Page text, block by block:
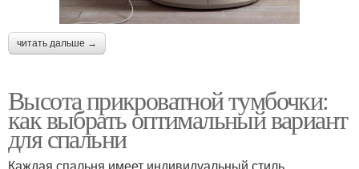
читать дальше →
Высота прикроватной тумбочки:
как выбрать оптимальный вариант
для спальни
Каждая спальня имеет индивидуальный стиль